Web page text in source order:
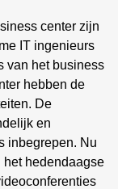
center zijn
IT ingenieurs
van het business
hebben de
De
en
inbegrepen. Nu
hedendaagse